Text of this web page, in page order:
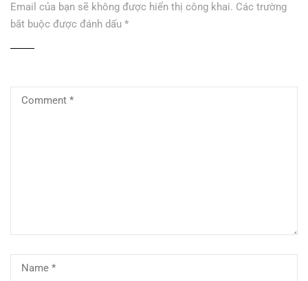
Email của bạn sẽ không được hiển thị công khai. Các trường
bắt buộc được đánh dấu *